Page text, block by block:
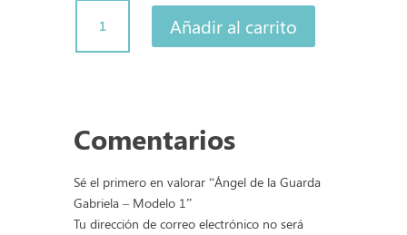
la
Modelo
1
cantidad
Añadir al carrito
Comentarios
Sé el primero en valorar “Ángel de la Guarda
Gabriela – Modelo 1”
Tu dirección de correo electrónico no será